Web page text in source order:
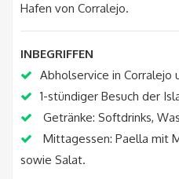
Hafen von Corralejo.
INBEGRIFFEN
Abholservice in Corralejo
1-stündiger Besuch der
Getränke: Softdrinks,
Mittagessen: Paella mit
sowie Salat.